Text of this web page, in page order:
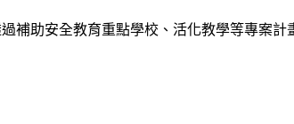
補助安全教育重點學校、活化教學等專案